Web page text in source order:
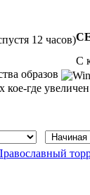
12 часов)
С
образов
кое-где